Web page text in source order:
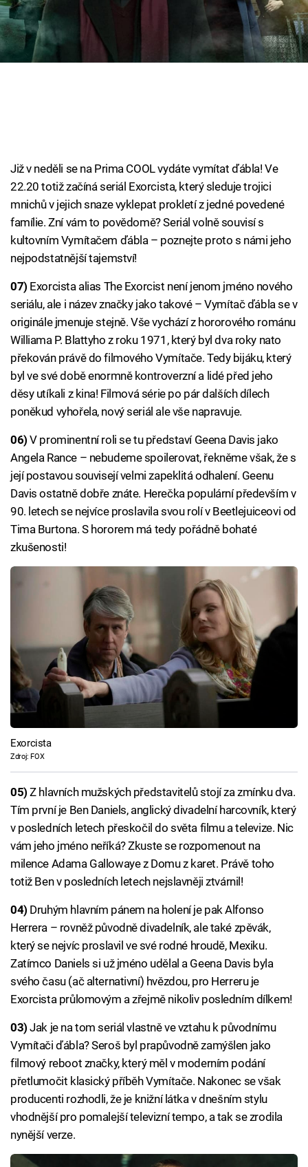
Cool Esport
Pořady
Sledujte nás
Již v neděli se na Prima COOL vydáte vymítat ďábla! Ve
22.20 totiž začíná seriál Exorcista, který sleduje trojici
mnichů v jejich snaze vyklepat prokletí z jedné povedené
famílie. Zní vám to povědomě? Seriál volně souvisí s
kultovním Vymítačem ďábla – poznejte proto s námi jeho
nejpodstatnější tajemství!
07) Exorcista alias The Exorcist není jenom jméno nového
seriálu, ale i název značky jako takové – Vymítač ďábla se v
originále jmenuje stejně. Vše vychází z hororového románu
Williama P. Blattyho z roku 1971, který byl dva roky nato
překován právě do filmového Vymítače. Tedy bijáku, který
byl ve své době enormně kontroverzní a lidé před jeho
děsy utíkali z kina! Filmová série po pár dalších dílech
poněkud vyhořela, nový seriál ale vše napravuje.
06)V prominentní roli se tu představí Geena Davis jako
Angela Rance – nebudeme spoilerovat, řekněme však, že s
její postavou souvisejí velmi zapeklitá odhalení. Geenu
Davis ostatně dobře znáte. Herečka populární především v
90. letech se nejvíce proslavila svou rolí v Beetlejuiceovi od
Tima Burtona. S hororem má tedy pořádně bohaté
zkušenosti!
Exorcista
Zdroj: FOX
05) Z hlavních mužských představitelů stojí za zmínku dva.
Tím první je Ben Daniels, anglický divadelní harcovník, který
v posledních letech přeskočil do světa filmu a televize. Nic
vám jeho jméno neříká? Zkuste se rozpomenout na
milence Adama Gallowaye z Domu z karet. Právě toho
totiž Ben v posledních letech nejslavněji ztvárnil!
04) Druhým hlavním pánem na holení je pak Alfonso
Herrera – rovněž původně divadelník, ale také zpěvák,
který se nejvíc proslavil ve své rodné hroudě, Mexiku.
Zatímco Daniels si už jméno udělal a Geena Davis byla
svého času (ač alternativní) hvězdou, pro Herreru je
Exorcista průlomovým a zřejmě nikoliv posledním dílkem!
03) Jak je na tom seriál vlastně ve vztahu k původnímu
Vymítači ďábla? Seroš byl prapůvodně zamýšlen jako
filmový reboot značky, který měl v moderním podání
přetlumočit klasický příběh Vymítače. Nakonec se však
producenti rozhodli, že je knižní látka v dnešním stylu
vhodnější pro pomalejší televizní tempo, a tak se zrodila
nynější verze.